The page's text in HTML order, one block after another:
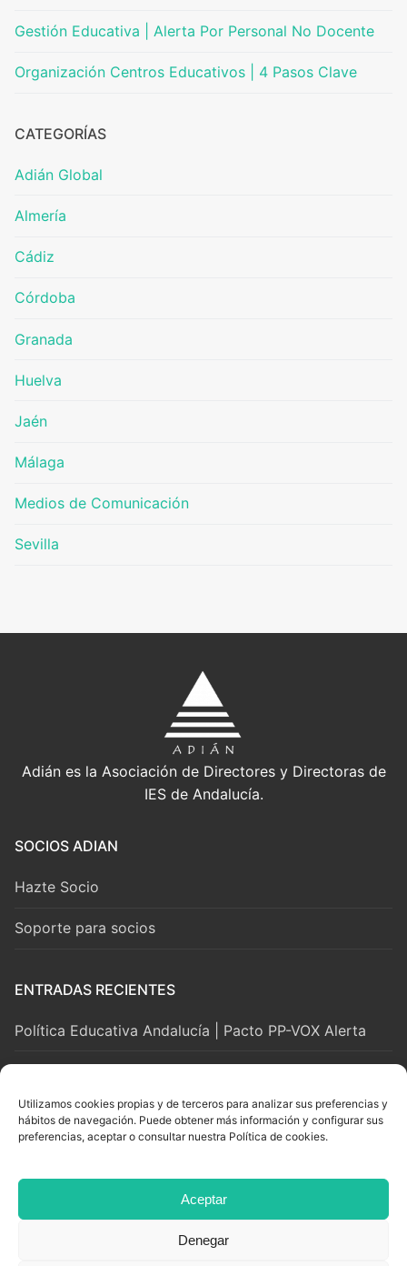
Utilizamos cookies propias y de terceros para analizar sus preferencias y
hábitos de navegación. Puede obtener más información y configurar sus
preferencias, aceptar o consultar nuestra Política de cookies.
Aceptar
Denegar
Gestión Educativa | Alerta Por Personal No Docente
Organización Centros Educativos | 4 Pasos Clave
CATEGORÍAS
Adián Global
Almería
Cádiz
Córdoba
Granada
Huelva
Jaén
Málaga
Medios de Comunicación
Sevilla
Adián es la Asociación de Directores y Directoras de
IES de Andalucía.
SOCIOS ADIAN
Hazte Socio
Soporte para socios
ENTRADAS RECIENTES
Política Educativa Andalucía | Pacto PP-VOX Alerta
LEGAL Y SOPORTE